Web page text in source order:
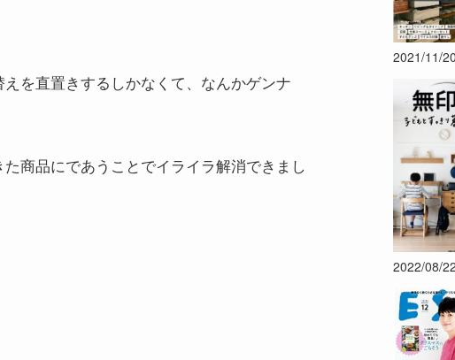
を直置きするしかなくて、なんかゲンナ
た商品にであうことでイライラ解消できまし
2021/11/
2022/08/